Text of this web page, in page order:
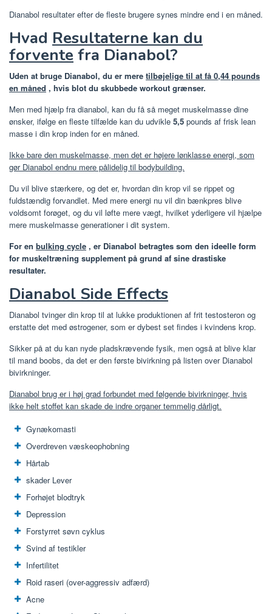
Dianabol resultater efter de fleste brugere synes mindre end i en måned.
Hvad Resultaterne kan du
forvente fra Dianabol?
Uden at bruge Dianabol, du er mere tilbøjelige til at få 0,44 pounds
en måned , hvis blot du skubbede workout grænser.
Men med hjælp fra dianabol, kan du få så meget muskelmasse dine
ønsker, ifølge en fleste tilfælde kan du udvikle 5,5 pounds af frisk lean
masse i din krop inden for en måned.
Ikke bare den muskelmasse, men det er højere lønklasse energi, som
gør Dianabol endnu mere pålidelig til bodybuilding.
Du vil blive stærkere, og det er, hvordan din krop vil se rippet og
fuldstændig forvandlet. Med mere energi nu vil din bænkpres blive
voldsomt forøget, og du vil løfte mere vægt, hvilket yderligere vil hjælpe
mere muskelmasse generationer i dit system.
For en bulking cycle , er Dianabol betragtes som den ideelle form
for muskeltræning supplement på grund af sine drastiske
resultater.
Dianabol Side Effects
Dianabol tvinger din krop til at lukke produktionen af ​​frit testosteron og
erstatte det med østrogener, som er dybest set findes i kvindens krop.
Sikker på at du kan nyde pladskrævende fysik, men også at blive klar
til mand boobs, da det er den første bivirkning på listen over Dianabol
bivirkninger.
Dianabol brug er i høj grad forbundet med følgende bivirkninger, hvis
ikke helt stoffet kan skade de indre organer temmelig dårligt.
Gynækomasti
Overdreven væskeophobning
Hårtab
skader Lever
Forhøjet blodtryk
Depression
Forstyrret søvn cyklus
Svind af testikler
Infertilitet
Roid raseri (over-aggressiv adfærd)
Acne